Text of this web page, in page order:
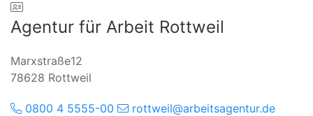
Agentur für Arbeit Rottweil
Marxstraße12
78628 Rottweil
0800 4 5555-00
rottweil@arbeitsagentur.de